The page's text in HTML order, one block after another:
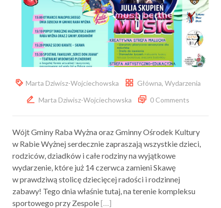
Marta Dziwisz-Wojciechowska Główna, Wydarzenia
Marta Dziwisz-Wojciechowska
0 Comments
Wójt Gminy Raba Wyżna oraz Gminny Ośrodek Kultury
w Rabie Wyżnej serdecznie zapraszają wszystkie dzieci,
rodziców, dziadków i całe rodziny na wyjątkowe
wydarzenie, które już 14 czerwca zamieni Skawę
w prawdziwą stolicę dziecięcej radości i rodzinnej
zabawy! Tego dnia właśnie tutaj, na terenie kompleksu
sportowego przy Zespole[…]